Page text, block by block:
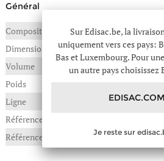
Général
Composition
Dimensions
Volume
22
Poids
Ligne
Tarp
Référence :
Référence fournisseur
Sur Edisac.be, la
uniquement vers ces pays:
Bas et Luxembourg. Pour
un autre pays choisissez
EDISAC.COM
Je reste sur